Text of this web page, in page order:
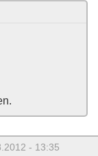
- 13:35